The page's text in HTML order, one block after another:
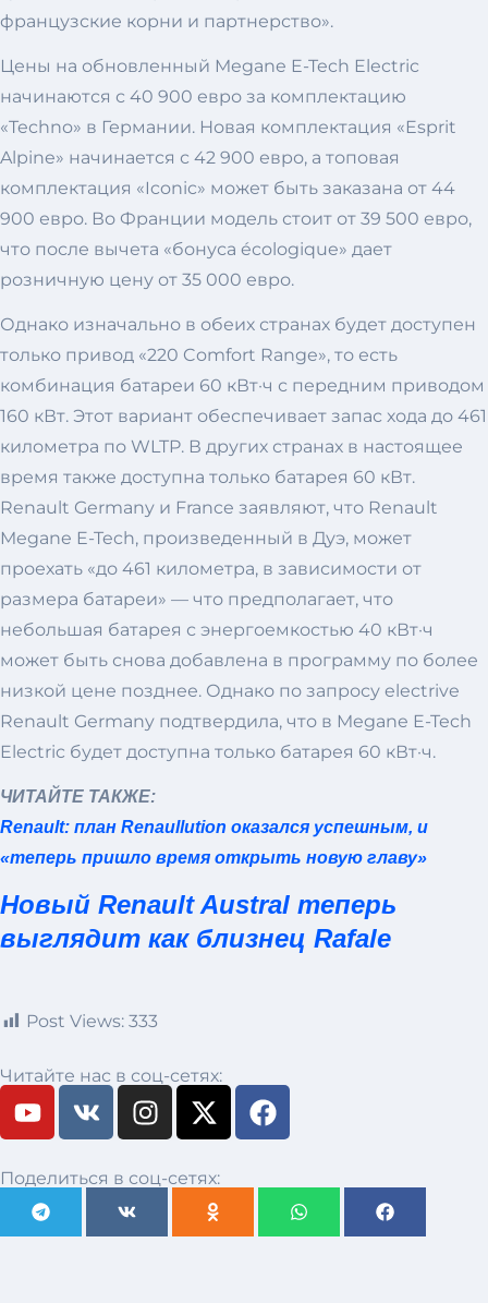
французские корни и партнерство».
Цены на обновленный Megane E-Tech Electric
начинаются с 40 900 евро за комплектацию
«Techno» в Германии. Новая комплектация «Esprit
Alpine» начинается с 42 900 евро, а топовая
комплектация «Iconic» может быть заказана от 44
900 евро. Во Франции модель стоит от 39 500 евро,
что после вычета «бонуса écologique» дает
розничную цену от 35 000 евро.
Однако изначально в обеих странах будет доступен
только привод «220 Comfort Range», то есть
комбинация батареи 60 кВт·ч с передним приводом
160 кВт. Этот вариант обеспечивает запас хода до 461
километра по WLTP. В других странах в настоящее
время также доступна только батарея 60 кВт.
Renault Germany и France заявляют, что Renault
Megane E-Tech, произведенный в Дуэ, может
проехать «до 461 километра, в зависимости от
размера батареи» — что предполагает, что
небольшая батарея с энергоемкостью 40 кВт·ч
может быть снова добавлена ​​в программу по более
низкой цене позднее. Однако по запросу electrive
Renault Germany подтвердила, что в Megane E-Tech
Electric будет доступна только батарея 60 кВт·ч.
ЧИТАЙТЕ ТАКЖЕ:
Renault: план Renaullution оказался успешным, и
«теперь пришло время открыть новую главу»
Новый Renault Austral теперь
выглядит как близнец Rafale
Post Views: 333
Читайте нас в соц-сетях:
Поделиться в соц-сетях: